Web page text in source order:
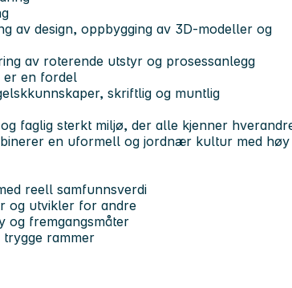
av design, oppbygging av 3D-modeller og
av roterende utstyr og prosessanlegg
er en fordel
skriftlig og muntlig
faglig sterkt miljø, der alle kjenner
en uformell og jordnær kultur med høy
reell samfunnsverdi
og utvikler for andre
og fremgangsmåter
trygge rammer